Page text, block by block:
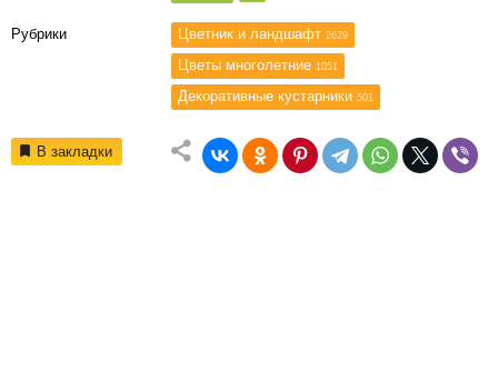
Рубрики Цветник и ландшафт 2629
Цветы многолетние 1051
Декоративные кустарники 501
В закладки